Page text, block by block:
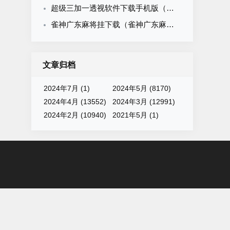
超级三加一透视软件下载手机版（超级3 1透视）
雀神广东麻将挂下载（雀神广东麻将有挂吗知道）
文章归档
2024年7月 (1)
2024年5月 (8170)
2024年4月 (13552)
2024年3月 (12991)
2024年2月 (10940)
2021年5月 (1)